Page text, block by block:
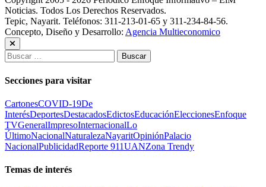
Noticias. Todos Los Derechos Reservados.
Tepic, Nayarit. Teléfonos: 311-213-01-65 y 311-234-84-56.
Concepto, Diseño y Desarrollo: Agencia Multieconomico
Buscar:
Secciones para visitar
CartonesCOVID-19De
InterésDeportesDestacadosEdictosEducaciónEleccionesEnfoque
TVGeneralImpresoInternacionalLo
ÚltimoNacionalNaturalezaNayaritOpiniónPalacio
NacionalPublicidadReporte 911UANZona Trendy
Temas de interés